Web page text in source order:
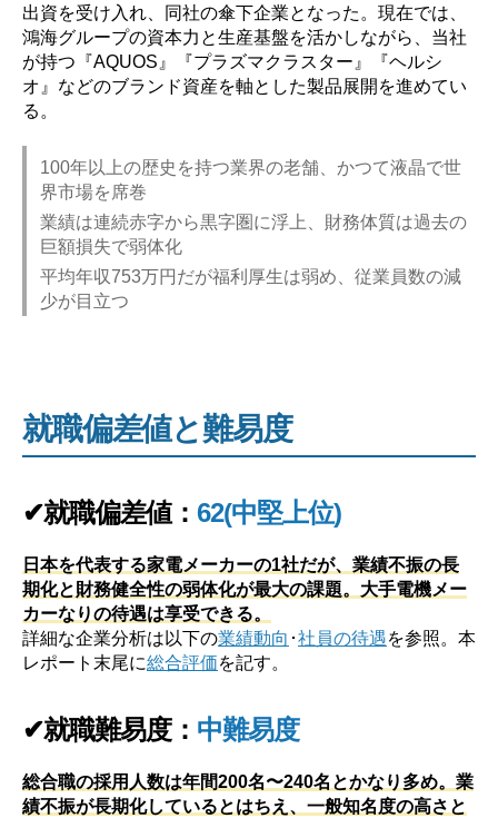
出資を受け入れ、同社の傘下企業となった。現在では、
鴻海グループの資本力と生産基盤を活かしながら、当社
が持つ『AQUOS』『プラズマクラスター』『ヘルシ
オ』などのブランド資産を軸とした製品展開を進めてい
る。
100年以上の歴史を持つ業界の老舗、かつて液晶で世
界市場を席巻
業績は連続赤字から黒字圏に浮上、財務体質は過去の
巨額損失で弱体化
平均年収753万円だが福利厚生は弱め、従業員数の減
少が目立つ
就職偏差値と難易度
✔就職偏差値：62(中堅上位)
日本を代表する家電メーカーの1社だが、業績不振の長
期化と財務健全性の弱体化が最大の課題。大手電機メー
カーなりの待遇は享受できる。
詳細な企業分析は以下の業績動向 ･社員の待遇を参照。本
レポート末尾に総合評価を記す。
✔就職難易度： 中難易度
総合職の採用人数は年間200名〜240名とかなり多め。業
績不振が長期化しているとはちえ、一般知名度の高さと